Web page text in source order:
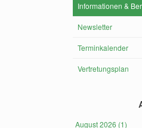
Informationen &
Newsletter
Terminkalender
Vertretungsplan
August 2026 (1)